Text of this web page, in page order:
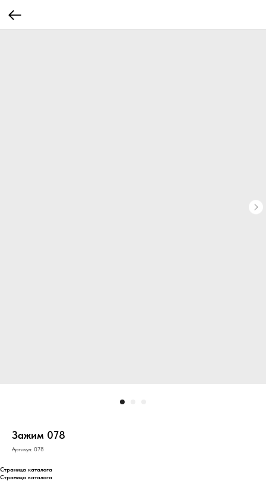
Зажим 078
Артикул: 078
Страница каталога
Страница каталога